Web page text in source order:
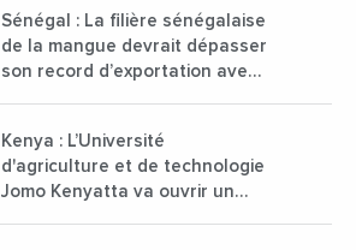
Sénégal : La filière sénégalaise
de la mangue devrait dépasser
son record d’exportation avec
Kenya : L’Université
d'agriculture et de technologie
Jomo Kenyatta va ouvrir un